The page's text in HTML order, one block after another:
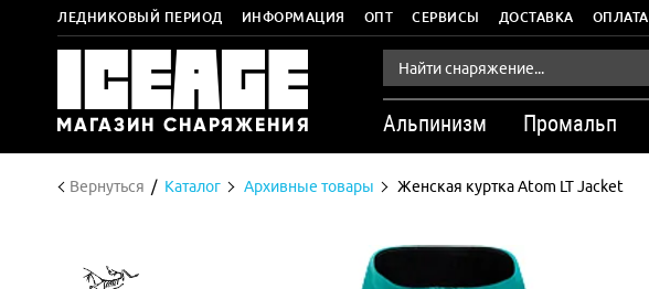
ЛЕДНИКОВЫЙ ПЕРИОД ИНФОРМАЦИЯ ОПТ СЕРВИСЫ ДОСТАВКА ОПЛАТА
Альпинизм Промальп
Вернуться Каталог Архивные товары Женская куртка Atom LT Jacket